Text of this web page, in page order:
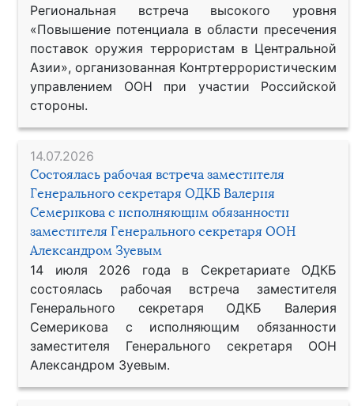
Региональная встреча высокого уровня
«Повышение потенциала в области пресечения
поставок оружия террористам в Центральной
Азии», организованная Контртеррористическим
управлением ООН при участии Российской
стороны.
14.07.2026
Состоялась рабочая встреча заместителя
Генерального секретаря ОДКБ Валерия
Семерикова с исполняющим обязанности
заместителя Генерального секретаря ООН
Александром Зуевым
14 июля 2026 года в Секретариате ОДКБ
состоялась рабочая встреча заместителя
Генерального секретаря ОДКБ Валерия
Семерикова с исполняющим обязанности
заместителя Генерального секретаря ООН
Александром Зуевым.